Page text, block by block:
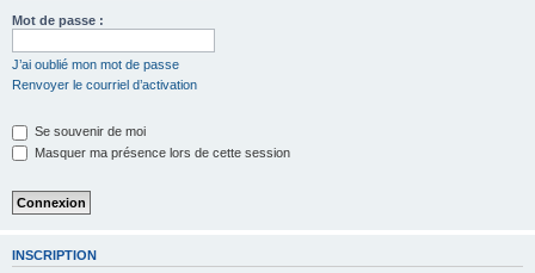
Mot de passe :
J’ai oublié mon mot de passe
Renvoyer le courriel d’activation
Se souvenir de moi
Masquer ma présence lors de cette session
INSCRIPTION